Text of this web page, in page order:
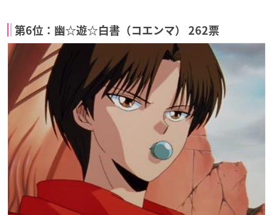
第6位：幽☆遊☆白書（コエンマ） 262票